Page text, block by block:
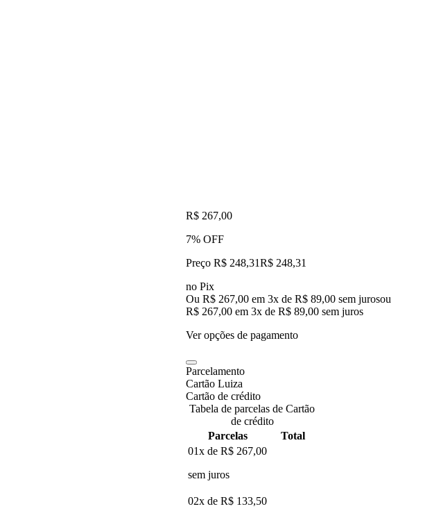
R$ 267,00
7% OFF
Preço R$ 248,31R$ 248,31
no Pix
Ou R$ 267,00 em 3x de R$ 89,00 sem jurosou
R$ 267,00 em 3x de R$ 89,00 sem juros
Ver opções de pagamento
Parcelamento
Cartão Luiza
Cartão de crédito
Tabela de parcelas de Cartão
de crédito
Parcelas
Total
01x de R$ 267,00
sem juros
02x de R$ 133,50